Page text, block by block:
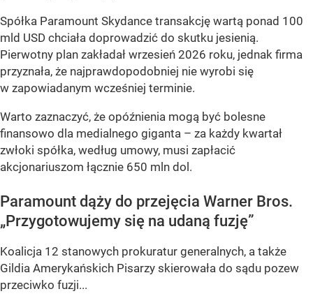
Spółka Paramount Skydance transakcję wartą ponad 100
mld USD chciała doprowadzić do skutku jesienią.
Pierwotny plan zakładał wrzesień 2026 roku, jednak firma
przyznała, że najprawdopodobniej nie wyrobi się
w zapowiadanym wcześniej terminie.
Warto zaznaczyć, że opóźnienia mogą być bolesne
finansowo dla medialnego giganta – za każdy kwartał
zwłoki spółka, według umowy, musi zapłacić
akcjonariuszom łącznie 650 mln dol.
Paramount dąży do przejęcia Warner Bros.
„Przygotowujemy się na udaną fuzję”
Koalicja 12 stanowych prokuratur generalnych, a także
Gildia Amerykańskich Pisarzy skierowała do sądu pozew
przeciwko fuzji...